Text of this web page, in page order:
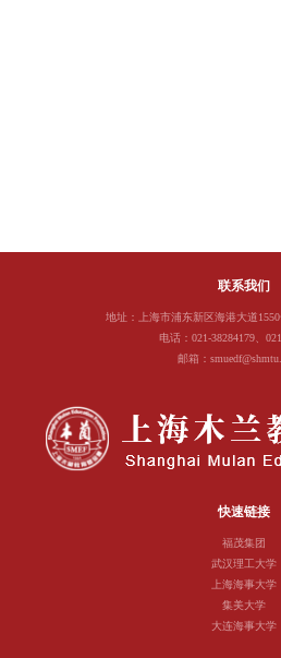
联系我们
地址：上海市浦东新区海港大道
电话：021-38284179、
邮箱：
快速链接
福茂集团
武汉理工大学
上海海事大学
集美大学
大连海事大学